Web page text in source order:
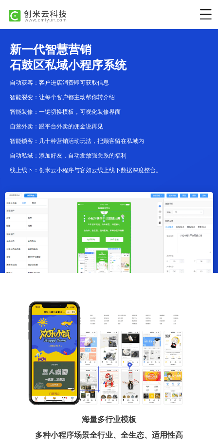
新一代智慧营销
石鼓区私域小程序系统
自动获客：客户进店消费即可获取信息
智能裂变：让每个客户都主动帮你转介绍
智能装修：一键切换模板，可视化装修界面
自营外卖：跟平台外卖的佣金说再见
智能锁客：几十种营销活动玩法，把顾客留在私域内
自动私域：添加好友，自动发放强关系的福利
线上线下：创米云小程序与客如云线上线下数据深度整合。
海量多行业模板
多种小程序场景全行业、全生态、适用性高